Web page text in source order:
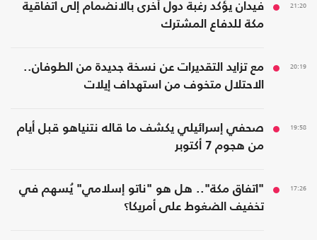
21:20
فيدان يؤكد رغبة دول أخرى بالانضمام إلى اتفاقية
مكة للدفاع المشترك
20:19
مع تزايد التقديرات عن نسخة جديدة من الطوفان..
الاحتلال متخوف من استهداف إيلات
19:58
صحفي إسرائيلي يكشف ما قاله نتنياهو قبل أيام
من هجوم 7 أكتوبر
17:26
"اتفاق مكة".. هل هو "ناتو إسلامي" يُسهم في
تخفيف الضغوط على أمريكا؟